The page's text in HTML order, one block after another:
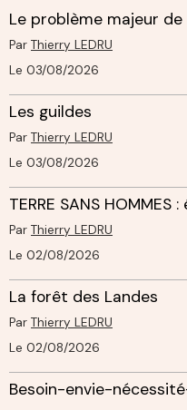
Le problème majeur de
Par Thierry LEDRU
Le 03/08/2026
Les guildes
Par Thierry LEDRU
Le 03/08/2026
TERRE SANS
Par Thierry LEDRU
Le 02/08/2026
La forêt des Landes
Par Thierry LEDRU
Le 02/08/2026
Besoin-envie-